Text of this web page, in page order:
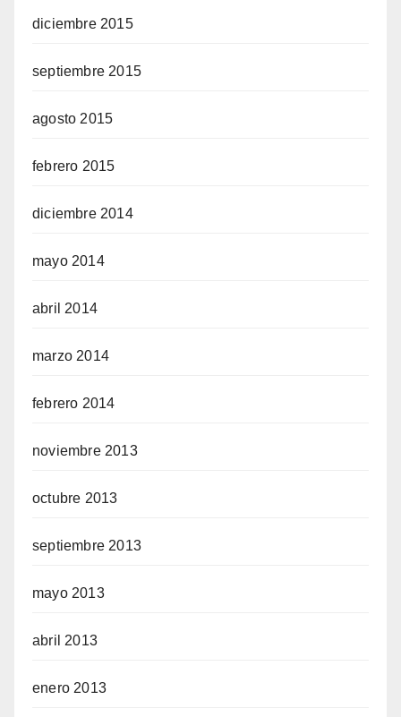
diciembre 2015
septiembre 2015
agosto 2015
febrero 2015
diciembre 2014
mayo 2014
abril 2014
marzo 2014
febrero 2014
noviembre 2013
octubre 2013
septiembre 2013
mayo 2013
abril 2013
enero 2013